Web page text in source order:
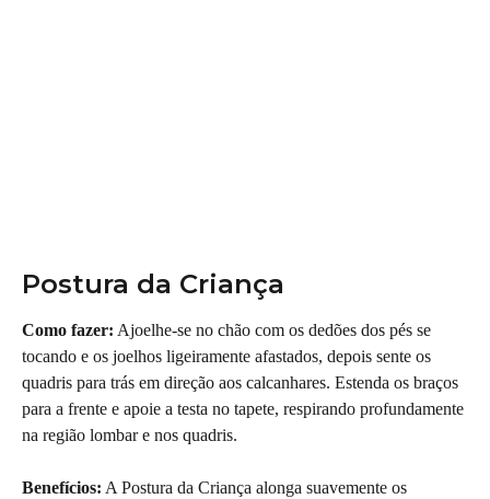
Postura da Criança
Como fazer: Ajoelhe-se no chão com os dedões dos pés se
tocando e os joelhos ligeiramente afastados, depois sente os
quadris para trás em direção aos calcanhares. Estenda os braços
para a frente e apoie a testa no tapete, respirando profundamente
na região lombar e nos quadris.
Benefícios: A Postura da Criança alonga suavemente os